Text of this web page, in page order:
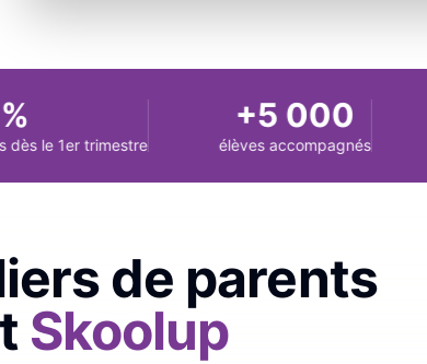
le 1er trimestre
+5 000
élèves accompagnés
de parents
Skoolup